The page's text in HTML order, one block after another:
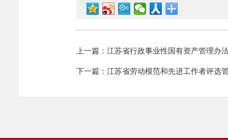
上一篇：江苏省行政事业性国有资产管理办
下一篇：江苏省劳动模范和先进工作者评选